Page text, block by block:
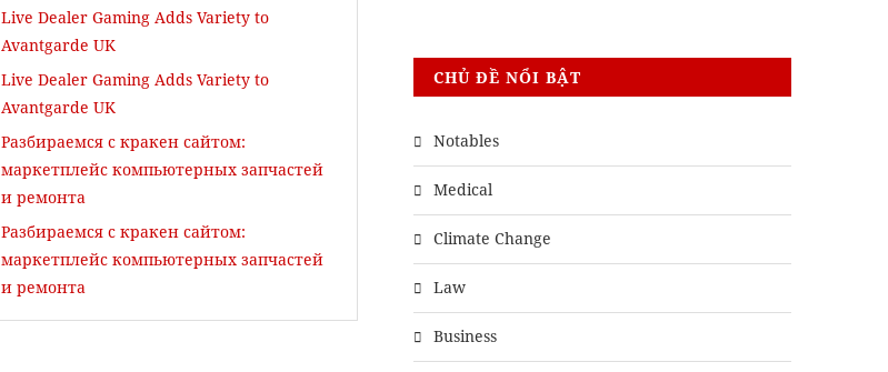
Live Dealer Gaming Adds Variety to
Avantgarde UK
Live Dealer Gaming Adds Variety to
Avantgarde UK
Разбираемся с кракен сайтом:
маркетплейс компьютерных запчастей
и ремонта
Разбираемся с кракен сайтом:
маркетплейс компьютерных запчастей
и ремонта
CHỦ ĐỀ NỔI BẬT
Notables
Medical
Climate Change
Law
Business